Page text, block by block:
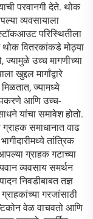
परवानगी देते. थोक
व्यवसायाला
स्टॉकआउट परिस्थितीला
थोक वितरकांकडे मोठ्या
ज्यामुळे उच्च मागणीच्या
खुद्दल मार्गांद्वारे
ज्यामध्ये
आणि उच्च-
यांचा समावेश होतो.
समाधानात वाढ
तांत्रिक
ग्राहक गटाच्या
व्यवसाय समर्थन
निवडीबाबत तज्ञ
गरजांसाठी
वेळ वाचवतो आणि